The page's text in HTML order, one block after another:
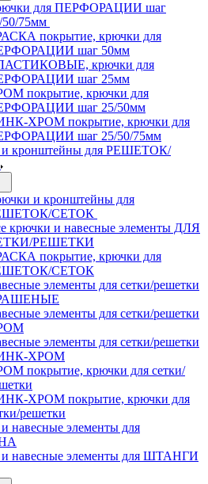
для ПЕРФОРАЦИИ шаг
50/75мм
покрытие, крючки для
шаг 50мм
крючки для
шаг 25мм
покрытие, крючки для
шаг 25/50мм
ХРОМ покрытие, крючки для
шаг 25/50/75мм
кронштейны для РЕШЕТОК/
и кронштейны для
СЕТОК
крючки и навесные элементы ДЛЯ
РЕШЕТКИ
покрытие, крючки для
СЕТОК
элементы для сетки/решетки
элементы для сетки/решетки
элементы для сетки/решетки
ХРОМ
покрытие, крючки для сетки/
ХРОМ покрытие, крючки для
решетки
навесные элементы для
навесные элементы для ШТАНГИ